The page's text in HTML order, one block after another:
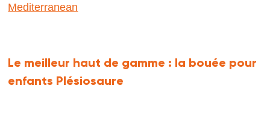
Mediterranean
Le meilleur haut de gamme : la bouée pour
enfants Plésiosaure